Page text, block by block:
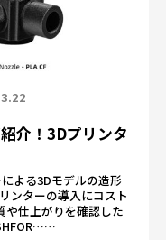
介！3Dプリンタ
よる3Dモデルの造形
ンターの導入にコスト
や仕上がりを確認した